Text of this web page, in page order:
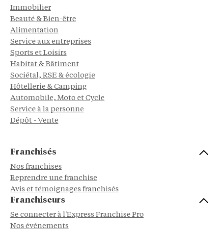
Immobilier
Beauté & Bien-être
Alimentation
Service aux entreprises
Sports et Loisirs
Habitat & Bâtiment
Sociétal, RSE & écologie
Hôtellerie & Camping
Automobile, Moto et Cycle
Service à la personne
Dépôt - Vente
Franchisés
Nos franchises
Reprendre une franchise
Avis et témoignages franchisés
Franchiseurs
Se connecter à l'Express Franchise Pro
Nos événements